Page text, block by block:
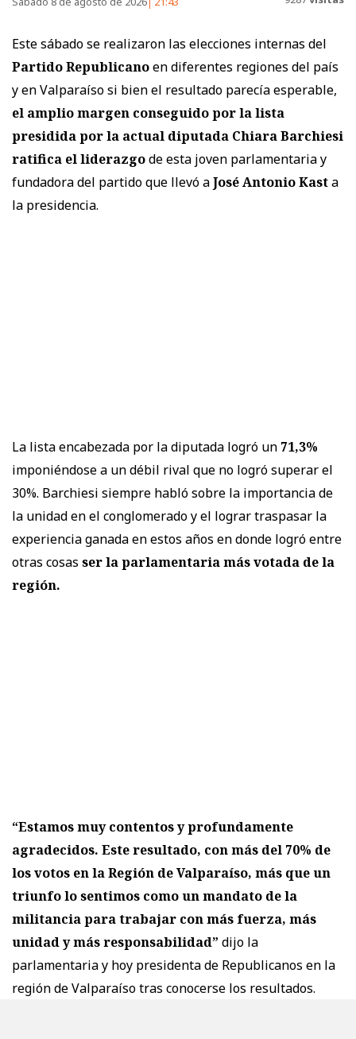
Este sábado se realizaron las elecciones internas del
Partido Republicanoen diferentes regiones del país
y en Valparaíso si bien el resultado parecía esperable,
el amplio margen conseguido por la lista
presidida por la actual diputada Chiara Barchiesi
ratifica el liderazgode esta joven parlamentaria y
fundadora del partido que llevó aJosé Antonio Kasta
la presidencia.
La lista encabezada por la diputada logró un 71,3%
imponiéndose a un débil rival que no logró superar el
30%. Barchiesi siempre habló sobre la importancia de
la unidad en el conglomerado y el lograr traspasar la
experiencia ganada en estos años en donde logró entre
otras cosas ser la parlamentaria más votada de la
región.
“Estamos muy contentos y profundamente
agradecidos. Este resultado, con más del 70% de
los votos en la Región de Valparaíso, más que un
triunfo lo sentimos como un mandato de la
militancia para trabajar con más fuerza, más
unidad y más responsabilidad” dijo la
parlamentaria y hoy presidenta de Republicanos en la
región de Valparaíso tras conocerse los resultados.